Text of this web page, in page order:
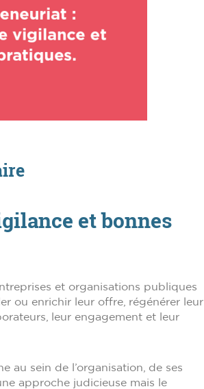
et bonnes
et organisations publiques
ou enrichir leur offre, régénérer leur
leur engagement et leur
au sein de l’organisation, de ses
approche judicieuse mais le